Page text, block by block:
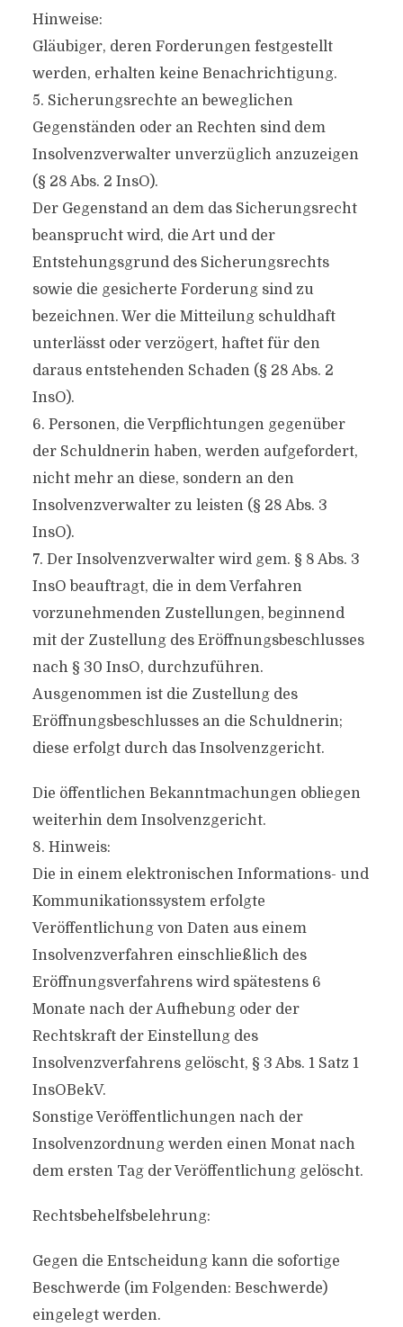
Hinweise:
Gläubiger, deren Forderungen festgestellt
werden, erhalten keine Benachrichtigung.
5. Sicherungsrechte an beweglichen
Gegenständen oder an Rechten sind dem
Insolvenzverwalter unverzüglich anzuzeigen
(§ 28 Abs. 2 InsO).
Der Gegenstand an dem das Sicherungsrecht
beansprucht wird, die Art und der
Entstehungsgrund des Sicherungsrechts
sowie die gesicherte Forderung sind zu
bezeichnen. Wer die Mitteilung schuldhaft
unterlässt oder verzögert, haftet für den
daraus entstehenden Schaden (§ 28 Abs. 2
InsO).
6. Personen, die Verpflichtungen gegenüber
der Schuldnerin haben, werden aufgefordert,
nicht mehr an diese, sondern an den
Insolvenzverwalter zu leisten (§ 28 Abs. 3
InsO).
7. Der Insolvenzverwalter wird gem. § 8 Abs. 3
InsO beauftragt, die in dem Verfahren
vorzunehmenden Zustellungen, beginnend
mit der Zustellung des Eröffnungsbeschlusses
nach § 30 InsO, durchzuführen.
Ausgenommen ist die Zustellung des
Eröffnungsbeschlusses an die Schuldnerin;
diese erfolgt durch das Insolvenzgericht.
Die öffentlichen Bekanntmachungen obliegen
weiterhin dem Insolvenzgericht.
8. Hinweis:
Die in einem elektronischen Informations- und
Kommunikationssystem erfolgte
Veröffentlichung von Daten aus einem
Insolvenzverfahren einschließlich des
Eröffnungsverfahrens wird spätestens 6
Monate nach der Aufhebung oder der
Rechtskraft der Einstellung des
Insolvenzverfahrens gelöscht, § 3 Abs. 1 Satz 1
InsOBekV.
Sonstige Veröffentlichungen nach der
Insolvenzordnung werden einen Monat nach
dem ersten Tag der Veröffentlichung gelöscht.
Rechtsbehelfsbelehrung:
Gegen die Entscheidung kann die sofortige
Beschwerde (im Folgenden: Beschwerde)
eingelegt werden.